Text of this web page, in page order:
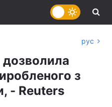
рус
дозволила
з
- Reuters